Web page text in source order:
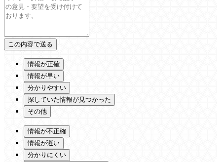
情報が正確
情報が早い
分かりやすい
探していた情報が見つかった
その他
情報が不正確
情報が遅い
分かりにくい